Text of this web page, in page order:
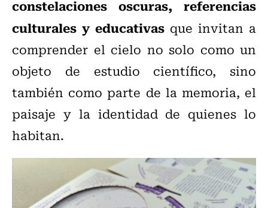
constelaciones oscuras, referencias
culturales y educativas que invitan a
comprender el cielo no solo como un
objeto de estudio científico, sino
también como parte de la memoria, el
paisaje y la identidad de quienes lo
habitan.